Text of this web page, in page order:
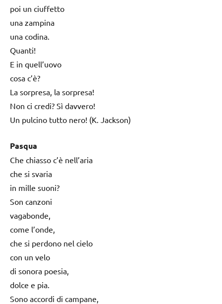
poi un ciuffetto
una zampina
una codina.
Quanti!
E in quell’uovo
cosa c’è?
La sorpresa, la sorpresa!
Non ci credi? Sì davvero!
Un pulcino tutto nero! (K. Jackson)
Pasqua
Che chiasso c’è nell’aria
che si svaria
in mille suoni?
Son canzoni
vagabonde,
come l’onde,
che si perdono nel cielo
con un velo
di sonora poesia,
dolce e pia.
Sono accordi di campane,